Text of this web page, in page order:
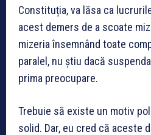
Constituția, va lăsa ca
acest demers de a scoate
mizeria însemnând toate
paralel, nu știu dacă
prima preocupare.
Trebuie să existe un motiv
solid. Dar, eu cred că aceste